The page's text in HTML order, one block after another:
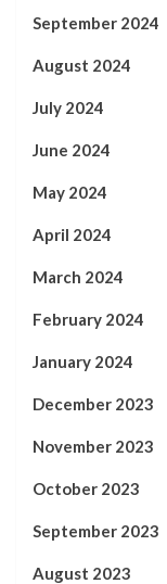
September 2024
August 2024
July 2024
June 2024
May 2024
April 2024
March 2024
February 2024
January 2024
December 2023
November 2023
October 2023
September 2023
August 2023